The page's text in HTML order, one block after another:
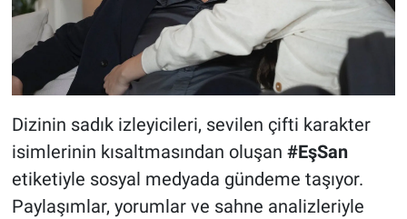
Dizinin sadık izleyicileri, sevilen çifti karakter
isimlerinin kısaltmasından oluşan #EşSan
etiketiyle sosyal medyada gündeme taşıyor.
Paylaşımlar, yorumlar ve sahne analizleriyle